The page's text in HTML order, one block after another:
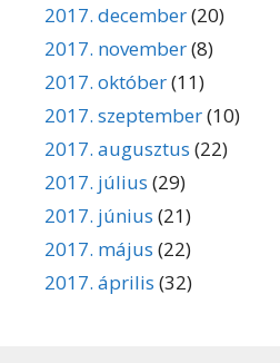
2017. december(20)
2017. november(8)
2017. október(11)
2017. szeptember(10)
2017. augusztus (22)
2017. július (29)
2017. június (21)
2017. május (22)
2017. április (32)